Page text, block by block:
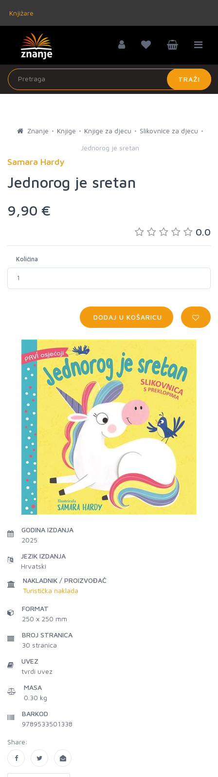
Knjižare
TRAŽI
Znanje Knjige Knjige za djecu Slikovnice za djecu
Jednorog je sretan
Samara Hardy
Jednorog je sretan
9,90 €
0.0
Količina
DODAJ U KOŠARICU
GODINA IZDANJA
2025
JEZIK IZDANJA
Hrvatski
NAKLADNIK / PROIZVOĐAČ
Turistička naklada
FORMAT
250 x 250 mm
BROJ STRANICA
30 stranica
UVEZ
tvrdi uvez
MASA
0.30 kg
BARKOD
9789533501338
Share: